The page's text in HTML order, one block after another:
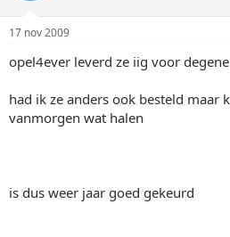
17 nov 2009
opel4ever leverd ze iig voor
had ik ze anders ook besteld maar
vanmorgen wat halen
is dus weer jaar goed gekeurd